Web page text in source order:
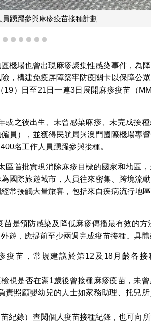
踴躍參與麻疹疫苗接種計劃
3 4 5 6 7 8
機場也曾出現麻疹聚集性感染事件，為
，構建免疫屏障築牢防疫關卡以保障公
）日至21日一連3日展開麻疹疫苗（
或之後出生、未曾感染麻疹、未完成接
員），並獲得民航局與澳門國際機場專
名工作人員踴躍參與接種。
區首批實現消除麻疹目標的國家和地區
國際旅遊城市，人員往來密集、跨境流
常接觸大量旅客，包括來自疾病流行地
是預防感染及降低麻疹傳播最有效的方
遊，應提前至少兩週完成疫苗接種。具體
疫苗，常規建議於第12及18月齡各接
視是否在滿1歲後曾接種麻疹疫苗，未
責照顧嬰幼兒的人士如家務助理、托兒
紀錄）查閱個人疫苗接種紀錄，也可向